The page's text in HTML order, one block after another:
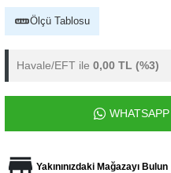
Ölçü Tablosu
Havale/EFT ile 0,00 TL (%3)
Yakınınızdaki Mağazayı Bulun